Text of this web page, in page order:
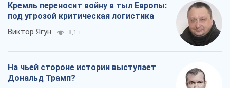
Кремль переносит войну в тыл Европы:
под угрозой критическая логистика
Виктор Ягун 8,1 т.
На чьей стороне истории выступает
Дональд Трамп?